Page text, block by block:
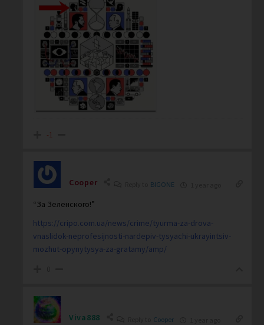
-1
Cooper BIGONE
“За Зеленского!”
https://cripo.com.ua/news/crime/tyurma-za-drova-
vnaslidok-neprofesijnosti-nardepiv-tysyachi-ukrayintsiv-
mozhut-opynytysya-za-gratamy/amp/
Viva888 Cooper